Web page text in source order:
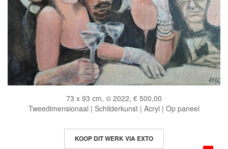
73 x 93 cm, © 2022, € 500,00
Tweedimensionaal | Schilderkunst | Acryl | Op paneel
KOOP DIT WERK VIA EXTO